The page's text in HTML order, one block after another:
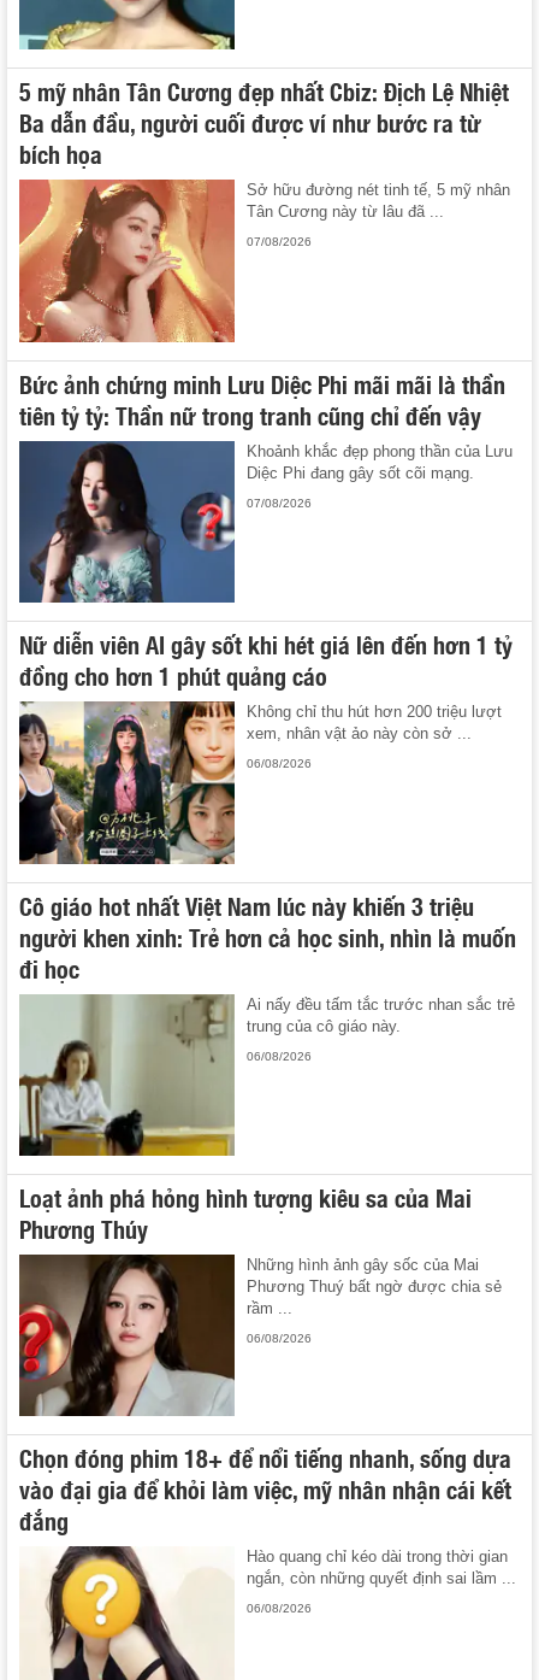
5 mỹ nhân Tân Cương đẹp nhất Cbiz: Địch Lệ Nhiệt
Ba dẫn đầu, người cuối được ví như bước ra từ
bích họa
Sở hữu đường nét tinh tế, 5 mỹ nhân
Tân Cương này từ lâu đã ...
07/08/2026
Bức ảnh chứng minh Lưu Diệc Phi mãi mãi là thần
tiên tỷ tỷ: Thần nữ trong tranh cũng chỉ đến vậy
Khoảnh khắc đẹp phong thần của Lưu
Diệc Phi đang gây sốt cõi mạng.
07/08/2026
Nữ diễn viên AI gây sốt khi hét giá lên đến hơn 1 tỷ
đồng cho hơn 1 phút quảng cáo
Không chỉ thu hút hơn 200 triệu lượt
xem, nhân vật ảo này còn sở ...
06/08/2026
Cô giáo hot nhất Việt Nam lúc này khiến 3 triệu
người khen xinh: Trẻ hơn cả học sinh, nhìn là muốn
đi học
Ai nấy đều tấm tắc trước nhan sắc trẻ
trung của cô giáo này.
06/08/2026
Loạt ảnh phá hỏng hình tượng kiêu sa của Mai
Phương Thúy
Những hình ảnh gây sốc của Mai
Phương Thuý bất ngờ được chia sẻ
rầm ...
06/08/2026
Chọn đóng phim 18+ để nổi tiếng nhanh, sống dựa
vào đại gia để khỏi làm việc, mỹ nhân nhận cái kết
đắng
Hào quang chỉ kéo dài trong thời gian
ngắn, còn những quyết định sai lầm ...
06/08/2026